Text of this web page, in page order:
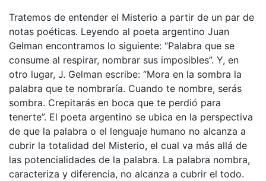
Tratemos de entender el Misterio a partir de un par de
notas poéticas. Leyendo al poeta argentino Juan
Gelman encontramos lo siguiente: “Palabra que se
consume al respirar, nombrar sus imposibles”. Y, en
otro lugar, J. Gelman escribe: “Mora en la sombra la
palabra que te nombraría. Cuando te nombre, serás
sombra. Crepitarás en boca que te perdió para
tenerte”. El poeta argentino se ubica en la perspectiva
de que la palabra o el lenguaje humano no alcanza a
cubrir la totalidad del Misterio, el cual va más allá de
las potencialidades de la palabra. La palabra nombra,
caracteriza y diferencia, no alcanza a cubrir el todo.